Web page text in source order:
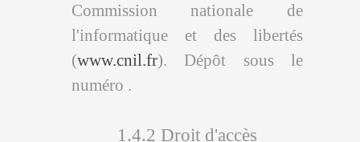
Commission nationale de
l'informatique et des libertés
(www.cnil.fr). Dépôt sous le
numéro .
1.4.2 Droit d'accès